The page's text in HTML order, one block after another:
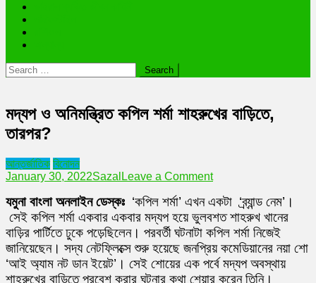
Search
for:
মদ্যপ ও অনিমন্ত্রিত কপিল শর্মা শাহরুখের বাড়িতে,
তারপর?
আন্তর্জাতিক বিনোদন
January 30, 2022Sazal Leave a Commenton
ও
অনিমন্ত্রিত
কপিল
শর্মা
শাহরুখের
বাড়িতে,
তারপর?
যমুনাবাংলাঅনলাইন ডেস্কঃ ‘কপিল শর্মা’ এখন একটা ‘ব্র্যান্ড নেম’।
সেই কপিল শর্মা একবার একবার মদ্যপ হয়ে ভুলবশত শাহরুখ খানের
বাড়ির পার্টিতে ঢুকে পড়েছিলেন। পরবর্তী ঘটনাটা কপিল শর্মা নিজেই
জানিয়েছেন। সদ্য নেটফ্লিক্সে শুরু হয়েছে জনপ্রিয় কমেডিয়ানের নয়া শো
‘আই অ্যাম নট ডান ইয়েট’। সেই শোয়ের এক পর্বে মদ্যপ অবস্থায়
শাহরুখের বাড়িতে প্রবেশ করার ঘটনার কথা শেয়ার করেন তিনি।